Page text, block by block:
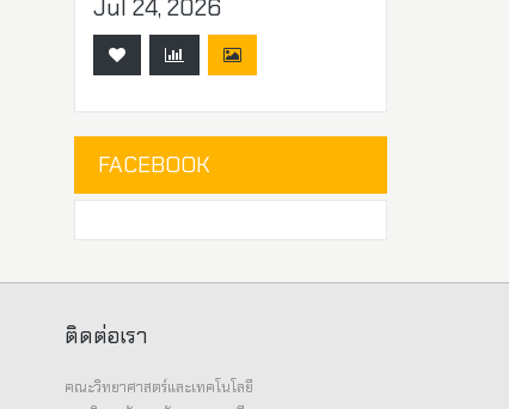
Jul 24, 2026
FACEBOOK
ติดต่อเรา
คณะวิทยาศาสตร์และเทคโนโลยี